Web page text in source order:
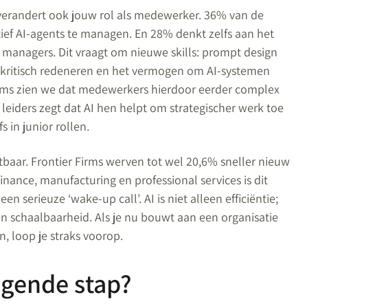
ook jouw rol als medewerker. 36% van de
AI-agents te managen. En 28% denkt zelfs aan het
Dit vraagt om nieuwe skills: prompt design
redeneren en het vermogen om AI-systemen
zien we dat medewerkers hierdoor eerder complex
zegt dat AI hen helpt om strategischer werk toe
in junior rollen.
Frontier Firms werven tot wel 20,6% sneller nieuw
manufacturing en professional services is dit
serieuze ‘wake-up call’. AI is niet alleen efficiëntie;
Als je nu bouwt aan een organisatie
loop je straks voorop.
stap?